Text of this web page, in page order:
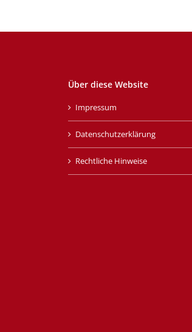
Über diese Website
Impressum
Datenschutzerklärung
Rechtliche Hinweise